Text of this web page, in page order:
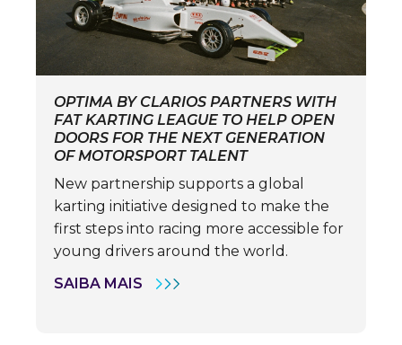
OPTIMA BY CLARIOS PARTNERS WITH
FAT KARTING LEAGUE TO HELP OPEN
DOORS FOR THE NEXT GENERATION
OF MOTORSPORT TALENT
New partnership supports a global
karting initiative designed to make the
first steps into racing more accessible for
young drivers around the world.
SAIBA MAIS OPTIMA